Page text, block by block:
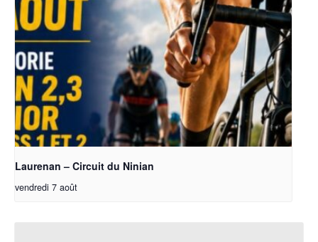
Laurenan – Circuit du Ninian
vendredi 7 août